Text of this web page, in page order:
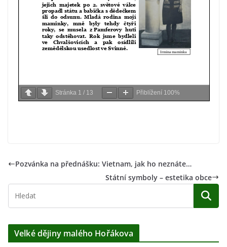
Stránka 1 / 13 Přiblížení 100%
Pozvánka na přednášku: Vietnam, jak ho neznáte…
Státní symboly – estetika obce
Velké dějiny malého Hořákova